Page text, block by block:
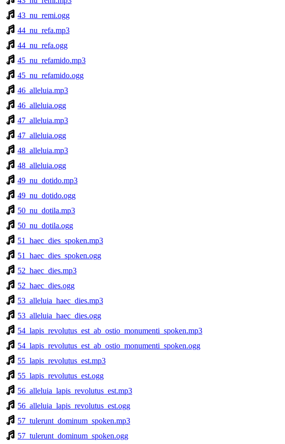
43_nu_remi.ogg
44_nu_refa.mp3
44_nu_refa.ogg
45_nu_refamido.mp3
45_nu_refamido.ogg
46_alleluia.mp3
46_alleluia.ogg
47_alleluia.mp3
47_alleluia.ogg
48_alleluia.mp3
48_alleluia.ogg
49_nu_dotido.mp3
49_nu_dotido.ogg
50_nu_dotila.mp3
50_nu_dotila.ogg
51_haec_dies_spoken.mp3
51_haec_dies_spoken.ogg
52_haec_dies.mp3
52_haec_dies.ogg
53_alleluia_haec_dies.mp3
53_alleluia_haec_dies.ogg
54_lapis_revolutus_est_ab_ostio_monumenti_spoken.mp3
54_lapis_revolutus_est_ab_ostio_monumenti_spoken.ogg
55_lapis_revolutus_est.mp3
55_lapis_revolutus_est.ogg
56_alleluia_lapis_revolutus_est.mp3
56_alleluia_lapis_revolutus_est.ogg
57_tulerunt_dominum_spoken.mp3
57_tulerunt_dominum_spoken.ogg